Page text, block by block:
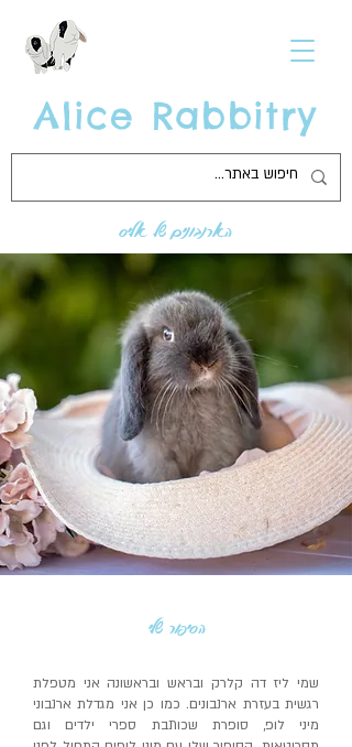
Alice Rabbitry
הארנבונים של אליס
הסיפור שלי
שמי ליז דה קלרק ובראש ובראשונה אני מטפלת
רגשית בעזרת ארנבונים. כמו כן אני מגדלת ארנבוני
מיני לופ, סופרת שכותבת ספרי ילדים וגם